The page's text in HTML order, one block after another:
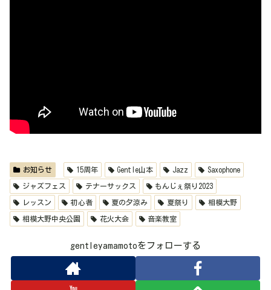
お知らせ 15周年 Gentle山本 Jazz Saxophone
ジャズフェス テナーサックス もんじぇ祭り2023
レッスン 初心者 夏の夕涼み 夏祭り 相模大野
相模大野中央公園 花火大会 音楽教室
gentleyamamotoをフォローする